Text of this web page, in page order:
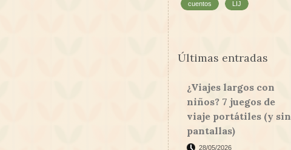
cuentos LIJ
Últimas entradas
¿Viajes largos con
niños? 7 juegos de
viaje portátiles (y sin
pantallas)
28/05/2026